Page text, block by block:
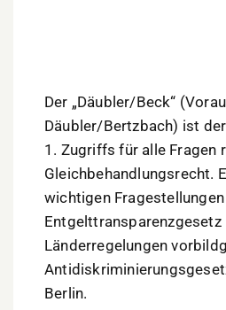
Der „Däubler/Beck“
Däubler/Bertzbach) ist
1. Zugriffs für alle Fragen
Gleichbehandlungsrecht.
wichtigen Fragestellungen
Entgelttransparenzgesetz
Länderregelungen
Berlin.